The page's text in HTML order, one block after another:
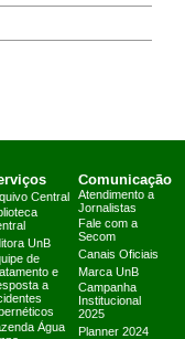
Central
UnB
de
e
a
Água
Comunicação
Atendimento a
Jornalistas
Fale com a
Secom
Canais Oficiais
Marca UnB
Campanha
Institucional
2025
Planner 2024